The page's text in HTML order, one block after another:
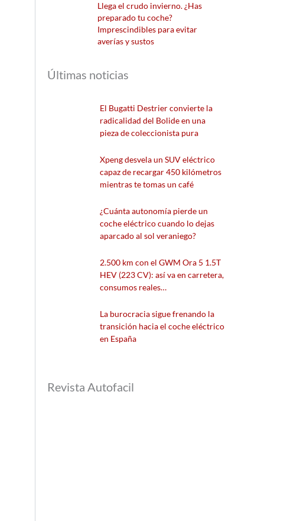
Llega el crudo invierno. ¿Has
preparado tu coche?
Imprescindibles para evitar
averías y sustos
Últimas noticias
El Bugatti Destrier convierte la
radicalidad del Bolide en una
pieza de coleccionista pura
Xpeng desvela un SUV eléctrico
capaz de recargar 450 kilómetros
mientras te tomas un café
¿Cuánta autonomía pierde un
coche eléctrico cuando lo dejas
aparcado al sol veraniego?
2.500 km con el GWM Ora 5 1.5T
HEV (223 CV): así va en carretera,
consumos reales…
La burocracia sigue frenando la
transición hacia el coche eléctrico
en España
Revista Autofacil